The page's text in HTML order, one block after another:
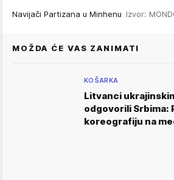
Navijači Partizana u Minhenu Izvor:
MOŽDA ĆE VAS ZANIMATI
KOŠARKA
Litvanci
odgovorili Srbima:
koreografiju na